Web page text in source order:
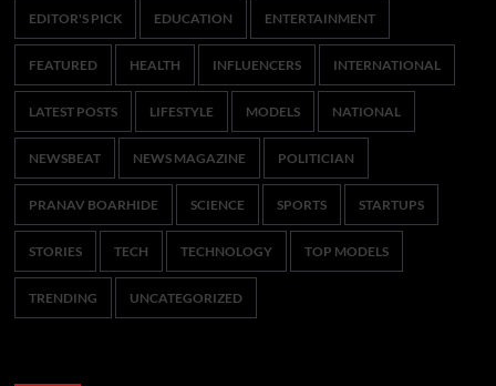
EDITOR'S PICK EDUCATION ENTERTAINMENT
FEATURED HEALTH INFLUENCERS INTERNATIONAL
LATEST POSTS LIFESTYLE MODELS NATIONAL
NEWSBEAT NEWS MAGAZINE POLITICIAN
PRANAV BOARHIDE SCIENCE SPORTS STARTUPS
STORIES TECH TECHNOLOGY TOP MODELS
TRENDING UNCATEGORIZED